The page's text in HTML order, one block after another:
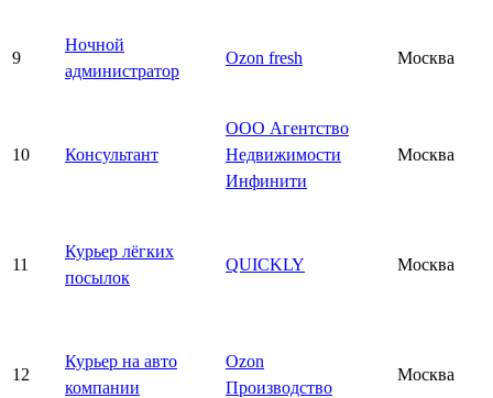
9
Ночной
администратор
Ozon fresh Москва
10 Консультант
ООО Агентство
Недвижимости
Инфинити
Москва
11
Курьер лёгких
посылок
QUICKLY Москва
12
Курьер на авто
компании
Ozon
Производство
Москва